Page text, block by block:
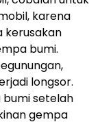
karena
kerusakan
bumi.
longsor.
bumi setelah
gempa